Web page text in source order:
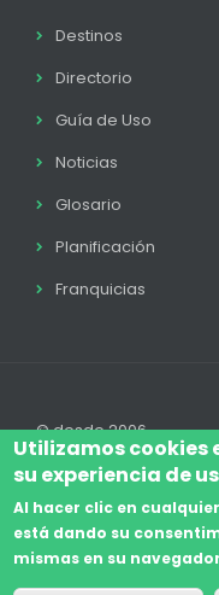
Destinos
Directorio
Guía de Uso
Noticias
Glosario
Planificación
Franquicias
© desde 2006
Footer
Aviso Legal
Utilizamos cookies
su experiencia de
Al hacer clic en
está dando su
mismas en su